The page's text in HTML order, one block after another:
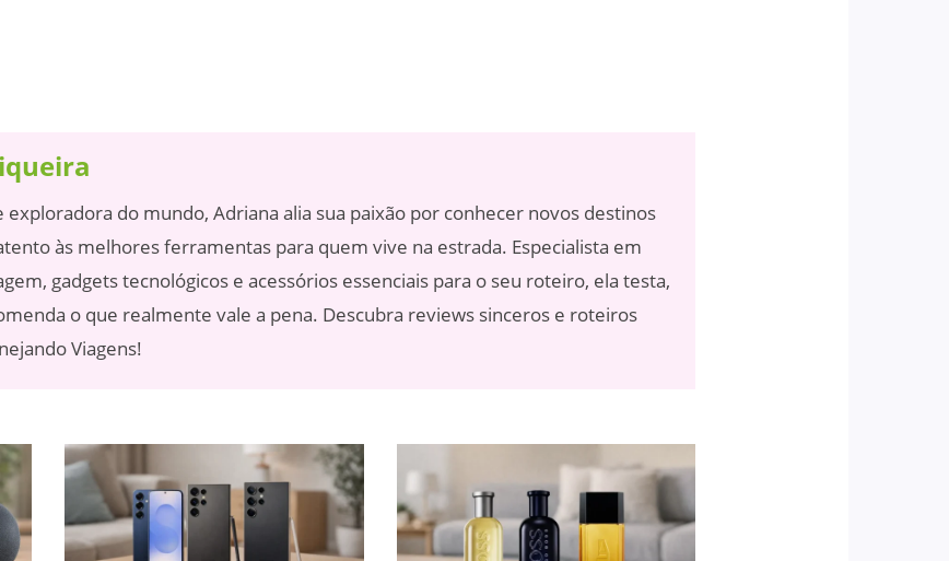
exploradora do mundo, Adriana alia sua paixão por conhecer novos destinos
às melhores ferramentas para quem vive na estrada. Especialista em
gadgets tecnológicos e acessórios essenciais para o seu roteiro, ela testa,
o que realmente vale a pena. Descubra reviews sinceros e roteiros
Viagens!